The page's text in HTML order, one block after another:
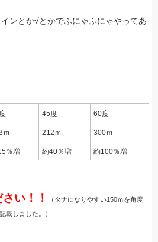
ンとか√とかでふにゃふにゃやってあ
45度 60度
ｍ 212ｍ 300ｍ
％増 約40％増 約100％増
い！！
（タナになりやすい150ｍを角度
載しました。）